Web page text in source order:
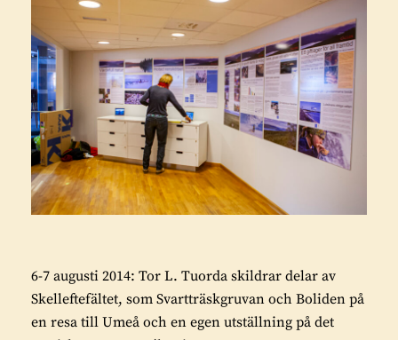
6-7 augusti 2014: Tor L. Tuorda skildrar delar av
Skelleftefältet, som Svartträskgruvan och Boliden på
en resa till Umeå och en egen utställning på det